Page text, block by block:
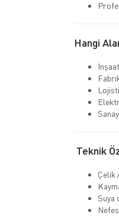
Hangi
Teknik
Çelik
Suya